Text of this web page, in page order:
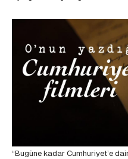
“Bugüne kadar Cumhuriyet’e